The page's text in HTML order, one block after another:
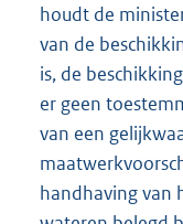
houdt de
van de
is, de
er geen
van een
handhaving van